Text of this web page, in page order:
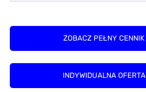
ZOBACZ PEŁNY CENNIK
INDYWIDUALNA OFERTA